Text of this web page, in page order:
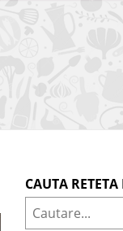
CAUTA RETETA